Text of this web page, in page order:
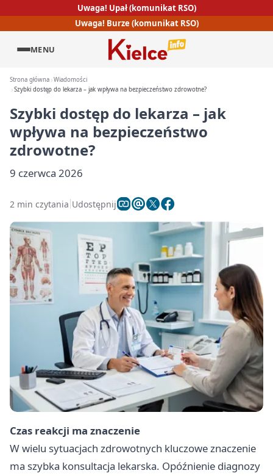
Uwaga! Upał (komunikat RSO)
Uwaga! Burze (komunikat RSO)
MENU
Strona główna Wiadomości
Szybki dostęp do lekarza – jak wpływa na bezpieczeństwo zdrowotne?
Szybki dostęp do lekarza – jak
wpływa na bezpieczeństwo
zdrowotne?
9 czerwca 2026
2 min czytania Udostępnij
Czas reakcji ma znaczenie
W wielu sytuacjach zdrowotnych kluczowe znaczenie
ma szybka konsultacja lekarska. Opóźnienie diagnozy